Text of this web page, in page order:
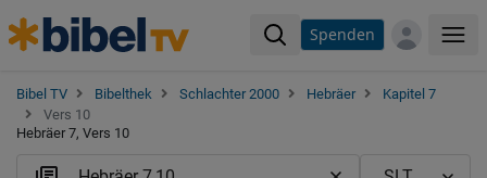
Spenden
Bibel TV Bibelthek Schlachter 2000 Hebräer
Kapitel 7
Vers 10
Hebräer 7, Vers 10